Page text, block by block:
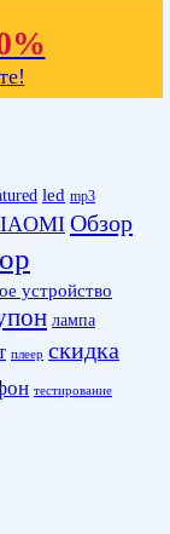
led mp3
Обзор
устройство
лампа
плеер скидка
тестирование